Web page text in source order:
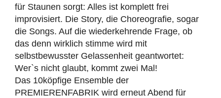
für Staunen sorgt: Alles ist komplett frei
improvisiert. Die Story, die Choreografie, sogar
die Songs. Auf die wiederkehrende Frage, ob
das denn wirklich stimme wird mit
selbstbewusster Gelassenheit geantwortet:
Wer`s nicht glaubt, kommt zwei Mal!
Das 10köpfige Ensemble der
PREMIERENFABRIK wird erneut Abend für